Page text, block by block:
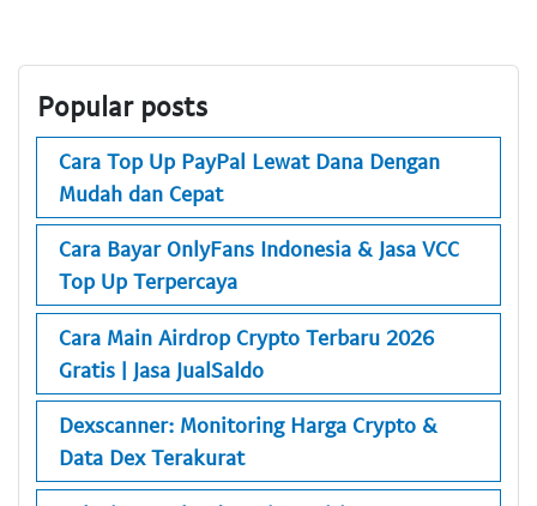
Popular posts
Cara Top Up PayPal Lewat Dana Dengan
Mudah dan Cepat
Cara Bayar OnlyFans Indonesia & Jasa VCC
Top Up Terpercaya
Cara Main Airdrop Crypto Terbaru 2026
Gratis | Jasa JualSaldo
Dexscanner: Monitoring Harga Crypto &
Data Dex Terakurat